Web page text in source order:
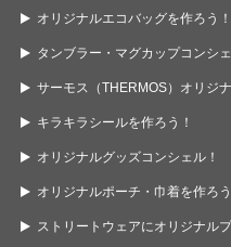
オリジナルエコバッグを作ろう！
タンブラー・マグカップコンシ
サーモス（THERMOS）オリジ
キラキラシールを作ろう！
オリジナルグッズコンシェル！
オリジナルポーチ・巾着を作ろう
ストリートウェアにオリジナル